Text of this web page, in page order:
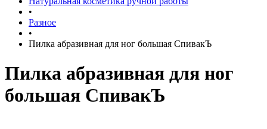
•
Разное
•
Пилка абразивная для ног большая СпивакЪ
Пилка абразивная для ног
большая СпивакЪ